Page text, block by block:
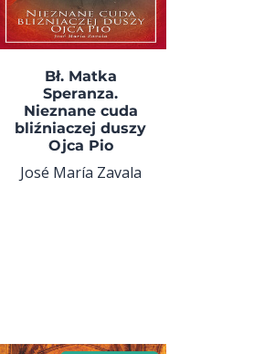
Bł. Matka
Speranza.
Nieznane cuda
bliźniaczej duszy
Ojca Pio
José María Zavala